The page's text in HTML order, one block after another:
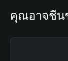
คุณอาจชื่น